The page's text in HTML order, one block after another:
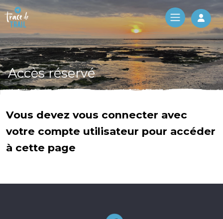
Log
Accès réservé
Vous devez vous connecter avec
votre compte utilisateur pour accéder
à cette page